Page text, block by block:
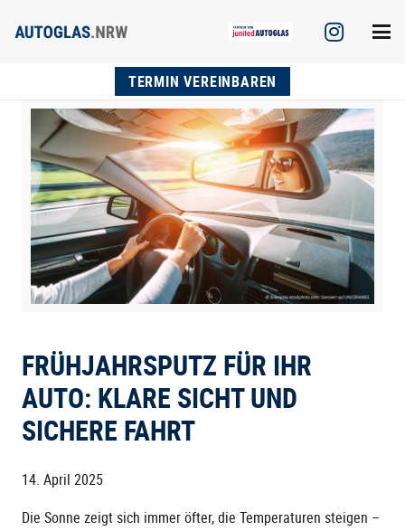
TERMIN VEREINBAREN
FRÜHJAHRSPUTZ FÜR IHR
AUTO: KLARE SICHT UND
SICHERE FAHRT
14. April 2025
Die Sonne zeigt sich immer öfter, die Temperaturen steigen –